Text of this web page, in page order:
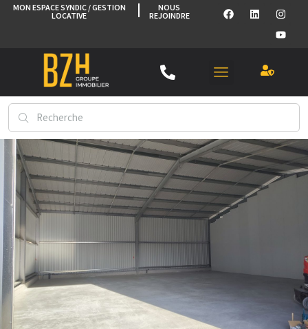
MON ESPACE SYNDIC / GESTION
LOCATIVE
NOUS
REJOINDRE